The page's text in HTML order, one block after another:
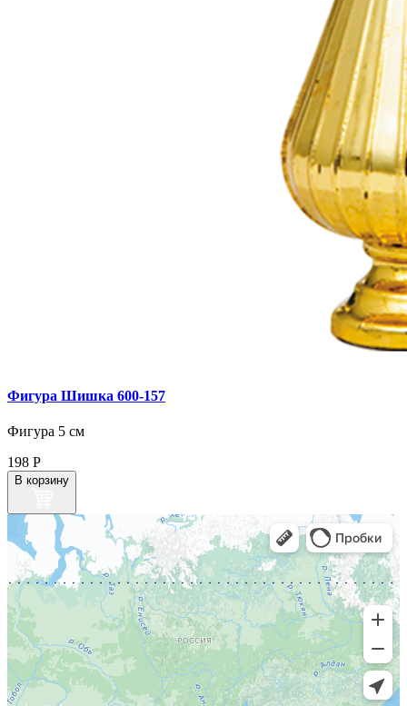
Фигура Шишка 600‑157
Фигура 5 см
198 Р
В корзину